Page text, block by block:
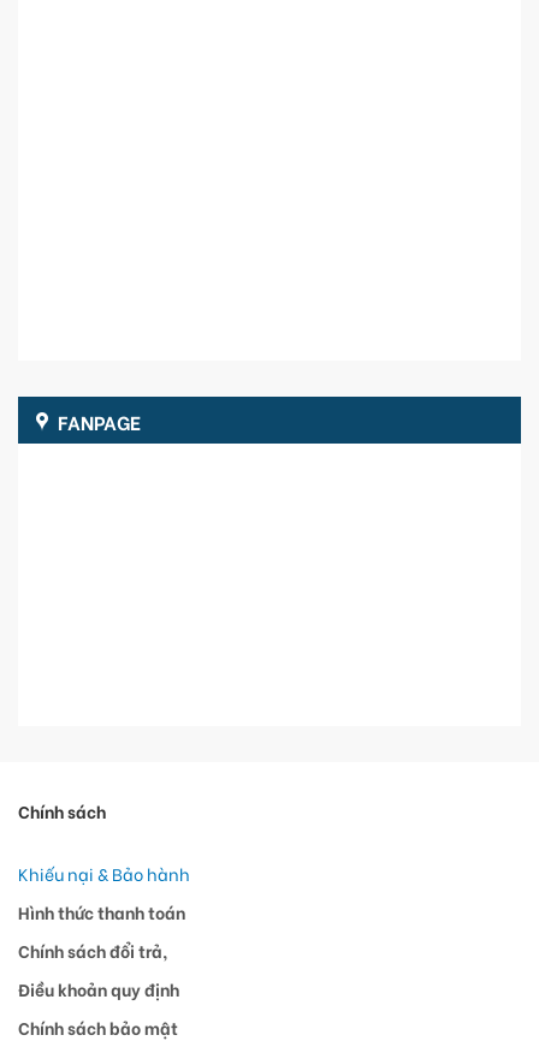
FANPAGE
Chính sách
Khiếu nại & Bảo hành
Hình thức thanh toán
Chính sách đổi trả,
Điều khoản quy định
Chính sách bảo mật